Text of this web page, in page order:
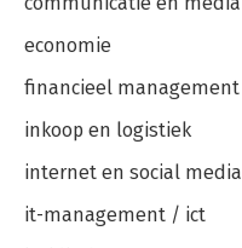
economie
financieel management
inkoop en logistiek
internet en social media
it-management / ict